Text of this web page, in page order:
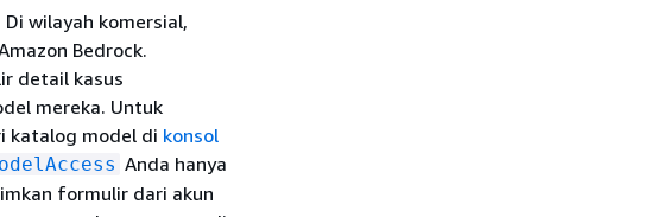
Di wilayah komersial,
Bedrock.
detail kasus
mereka. Untuk
katalog model di konsol
Anda hanya
formulir dari akun